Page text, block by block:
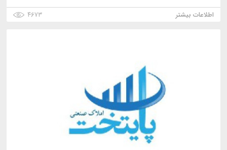
اطلاعات بیشتر
۴۶۷۳